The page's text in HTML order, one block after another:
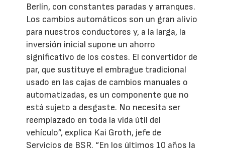
Berlín, con constantes paradas y arranques.
Los cambios automáticos son un gran alivio
para nuestros conductores y, a la larga, la
inversión inicial supone un ahorro
significativo de los costes. El convertidor de
par, que sustituye el embrague tradicional
usado en las cajas de cambios manuales o
automatizadas, es un componente que no
está sujeto a desgaste. No necesita ser
reemplazado en toda la vida útil del
vehículo”, explica Kai Groth, jefe de
Servicios de BSR. “En los últimos 10 años la